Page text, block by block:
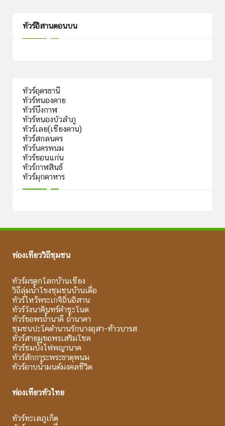
ทัวร์อิสานตอนบน
ทัวร์อุดรธานี
ทัวร์หนองคาย
ทัวร์บึงกาฬ
ทัวร์หนองบัวลำภู
ทัวร์เลย(เชียงคาน)
ทัวร์สกลนคร
ทัวร์นครพนม
ทัวร์ขอนแก่น
ทัวร์กาฬสินธ์
ทัวร์มุกดาหาร
ท่องเที่ยววิถีชุมชน
ทัวร์มรดกโลกบ้านเชียง
วิถีลุ่มน้ำโขงชุมชนบ้านเดื่อ
ทัวร์ไหว้พระเกจิถิ่นอิสาน
ทัวร์วังนาคินทร์คำชะโนด
ทัวร์ขอพรถ้ำนาคี ถ้ำนาคา
ชุมชนปะโคตำนานรักนางอุสา-ท้าวบารส
ทัวร์สายมูขอพรเสริมโชค
ทัวร์ชมบั้งไฟพญานาค
ทัวร์สักการะพระธาตุพนม
ทัวร์อาบน้ำมนต์มงคลชีวิต
ท่องเที่ยวทั่วไทย
ทัวร์ทะเลภูเก็ต